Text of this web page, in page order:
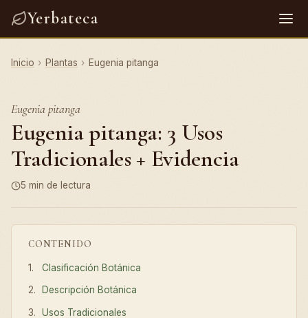
Yerbateca
Inicio › Plantas › Eugenia pitanga
Eugenia pitanga
Eugenia pitanga: 3 Usos
Tradicionales + Evidencia
5 min de lectura
CONTENIDO
Clasificación Botánica
Descripción Botánica
Usos Tradicionales